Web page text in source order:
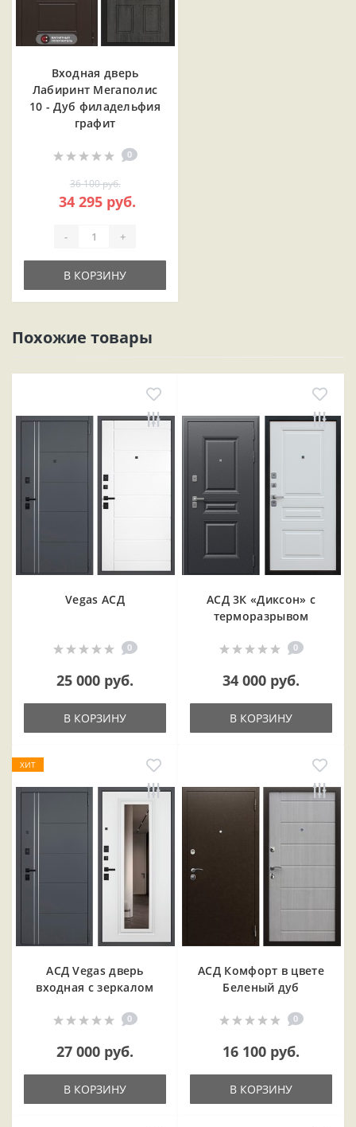
Входная дверь
Лабиринт Мегаполис
10 - Дуб филадельфия
графит
0
36 100 руб.
34 295 руб.
- +
В КОРЗИНУ
Похожие товары
Vegas АСД
0
25 000 руб.
В КОРЗИНУ
АСД 3К «Диксон» с
терморазрывом
0
34 000 руб.
В КОРЗИНУ
ХИТ
АСД Vegas дверь
входная с зеркалом
0
27 000 руб.
В КОРЗИНУ
АСД Комфорт в цвете
Беленый дуб
0
16 100 руб.
В КОРЗИНУ